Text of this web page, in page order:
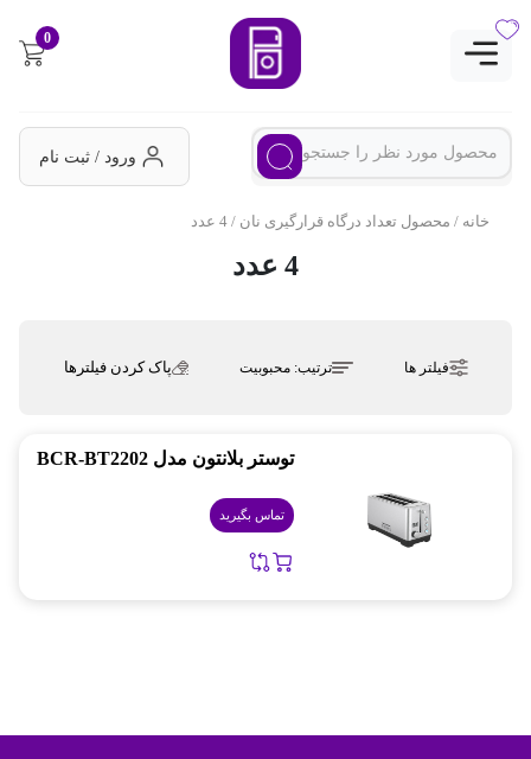
0
ورود / ثبت نام
خانه / محصول تعداد درگاه قرارگیری نان / 4 عدد
4 عدد
فیلتر ها ترتیب:محبوبیت پاک کردن فیلترها
توستر بلانتون مدل BCR-BT2202
تماس بگیرید